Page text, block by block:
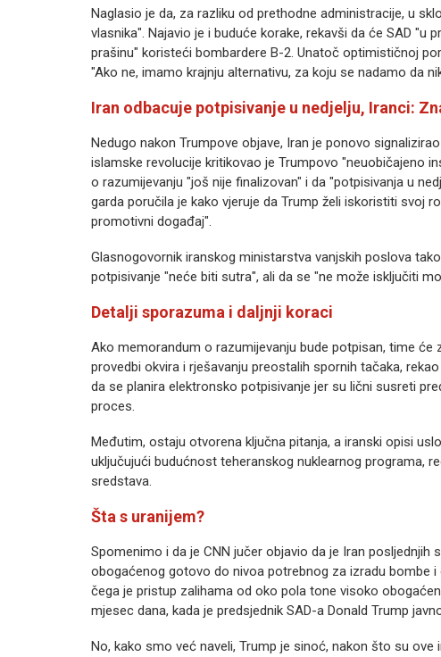
Naglasio je da, za razliku od prethodne administracije, u
vlasnika". Najavio je i buduće korake, rekavši da će SAD "u
prašinu" koristeći bombardere B-2. Unatoč optimističnoj
"Ako ne, imamo krajnju alternativu, za koju se nadamo da
Iran odbacuje potpisivanje u nedjelju, Iranci:
Nedugo nakon Trumpove objave, Iran je ponovo
islamske revolucije kritikovao je Trumpovo "neuobičajeno
o razumijevanju "još nije finalizovan" i da "potpisivanja u
garda poručila je kako vjeruje da Trump želi iskoristiti svoj
promotivni događaj".
Glasnogovornik iranskog ministarstva vanjskih poslova
potpisivanje "neće biti sutra", ali da se "ne može isključiti
Detalji sporazuma i daljnji koraci
Ako memorandum o razumijevanju bude potpisan, time
provedbi okvira i rješavanju preostalih spornih tačaka,
da se planira elektronsko potpisivanje jer su lični susreti
proces.
Međutim, ostaju otvorena ključna pitanja, a iranski opisi
uključujući budućnost teheranskog nuklearnog programa,
sredstava.
Šta s uranijem?
Spomenimo i da je CNN jučer objavio da je Iran
obogaćenog gotovo do nivoa potrebnog za izradu bombe
čega je pristup zalihama od oko pola tone visoko
mjesec dana, kada je predsjednik SAD-a Donald Trump
No, kako smo već naveli, Trump je sinoć, nakon što su